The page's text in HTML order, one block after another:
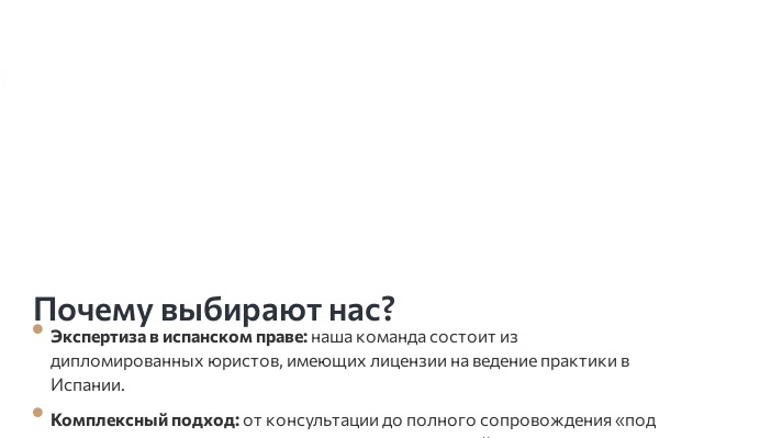
Почему выбирают нас?
Экспертиза в испанском праве: наша команда состоит из
дипломированных юристов, имеющих лицензии на ведение практики в
Испании.
Комплексный подход:от консультации до полного сопровождения «под